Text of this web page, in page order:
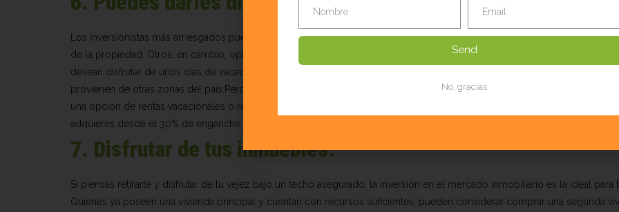
Los inversionistas más arriesgados pueden comprar inmuebles con el fin de hacerles mejoras que les ayuden a aumentar
de la propiedad. Otros, en cambio, optan por participar en el mercado de alquileres. Así, pueden rentar cuartos a turistas
desean disfrutar de unos días de vacaciones, o considerar la opción de alquilar habitaciones a ejecutivos y estudiantes que
provienen de otras zonas del país.Pero como bien explicaba antes, la opción de invertir para después tener esa propiedad
una opción de rentas vacacionales o rentas a largo plazo es la opción más cotizada de la zona.Incluso hay oportunidades
adquieres desde el 30% de enganche y lo restante lo liquidas con un crédito hipotecario en la entrega.
7. Disfrutar de tus inmuebles:
Si piensas retirarte y disfrutar de tu vejez bajo un techo asegurado, la inversión en el mercado inmobiliario es la ideal para
Quienes ya poseen una vivienda principal y cuentan con recursos suficientes, pueden considerar comprar una segunda
Send
No, gracias